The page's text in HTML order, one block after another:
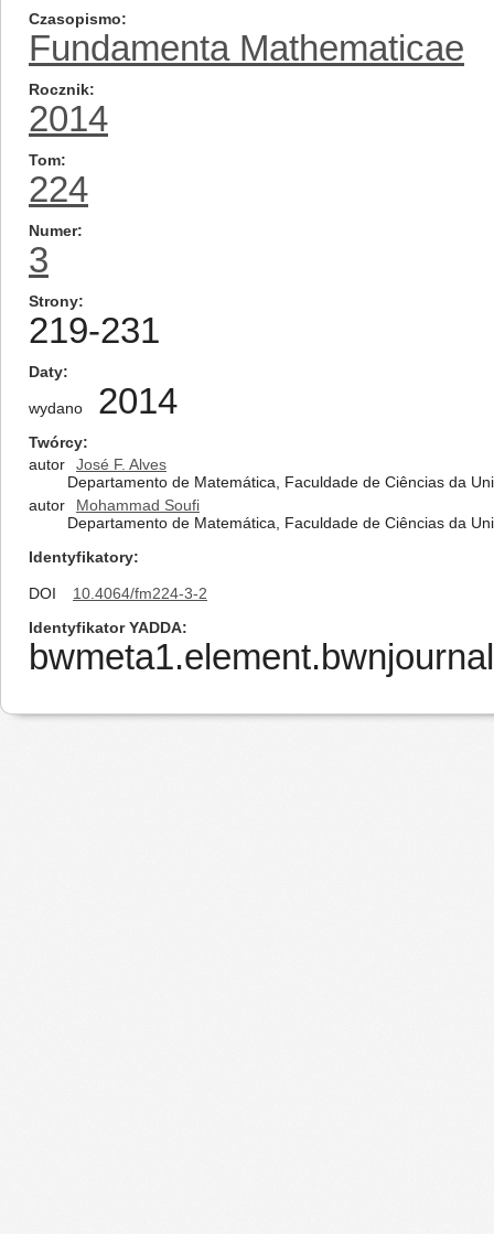
Czasopismo
Fundamenta Mathematicae
Rocznik
2014
Tom
224
Numer
3
Strony
219-231
Daty
wydano 2014
Twórcy
autor
José F. Alves
Departamento de Matemática, Faculdade de Ciências da
autor
Mohammad Soufi
Departamento de Matemática, Faculdade de Ciências da
Identyfikatory
DOI
10.4064/fm224-3-2
Identyfikator YADDA